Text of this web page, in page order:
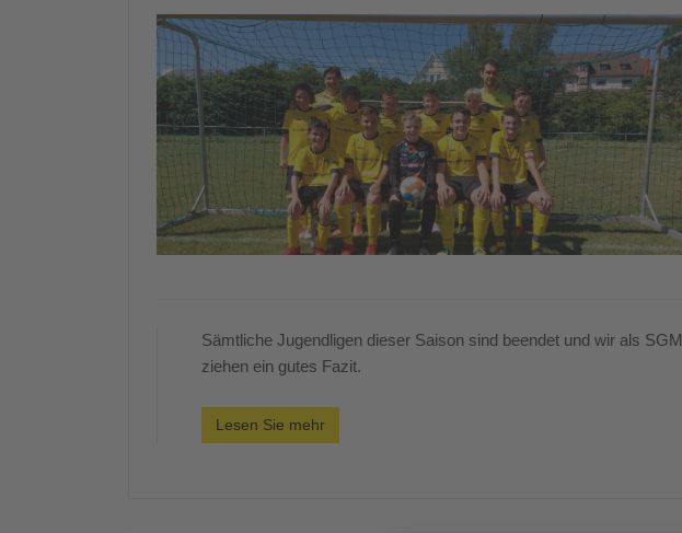
Sämtliche Jugendligen dieser Saison sind beendet und wir als SGM
ziehen ein gutes Fazit.
Lesen Sie mehr